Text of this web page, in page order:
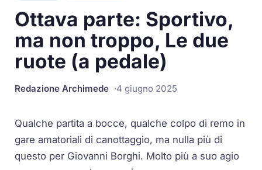
Ottava parte: Sportivo,
ma non troppo, Le due
ruote (a pedale)
Redazione Archimede 4 giugno 2025
Qualche partita a bocce, qualche colpo di remo in
gare amatoriali di canottaggio, ma nulla più di
questo per Giovanni Borghi. Molto più a suo agio